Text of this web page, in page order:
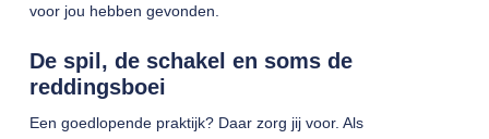
voor jou hebben gevonden.
De spil, de schakel en soms de
reddingsboei
Een goedlopende praktijk? Daar zorg jij voor. Als